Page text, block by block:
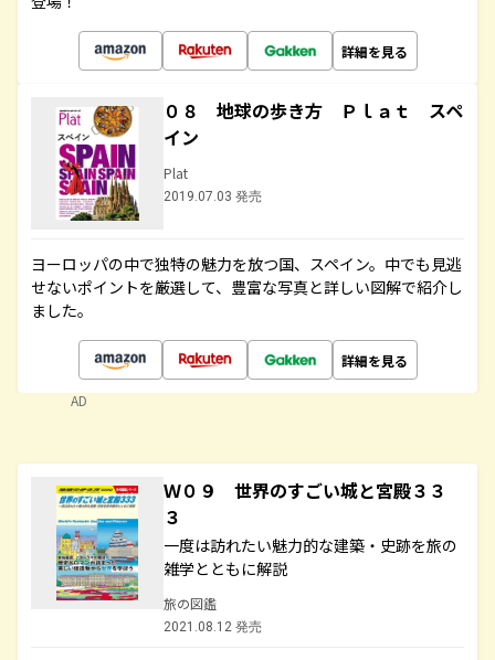
詳細を見る
０８ 地球の歩き方 Ｐｌａｔ スペ
イン
Plat
2019.07.03 発売
ヨーロッパの中で独特の魅力を放つ国、スペイン。中でも見逃
せないポイントを厳選して、豊富な写真と詳しい図解で紹介し
ました。
詳細を見る
AD
Ｗ０９ 世界のすごい城と宮殿３３
３
一度は訪れたい魅力的な建築・史跡を旅の
雑学とともに解説
旅の図鑑
2021.08.12 発売